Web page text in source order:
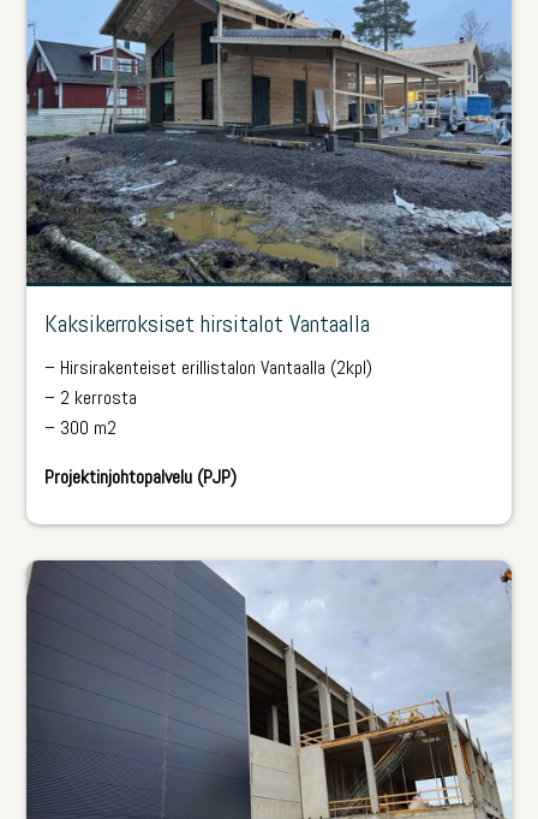
Kaksikerroksiset hirsitalot Vantaalla
– Hirsirakenteiset erillistalon Vantaalla (2kpl)
– 2 kerrosta
– 300 m2
Projektinjohtopalvelu (PJP)